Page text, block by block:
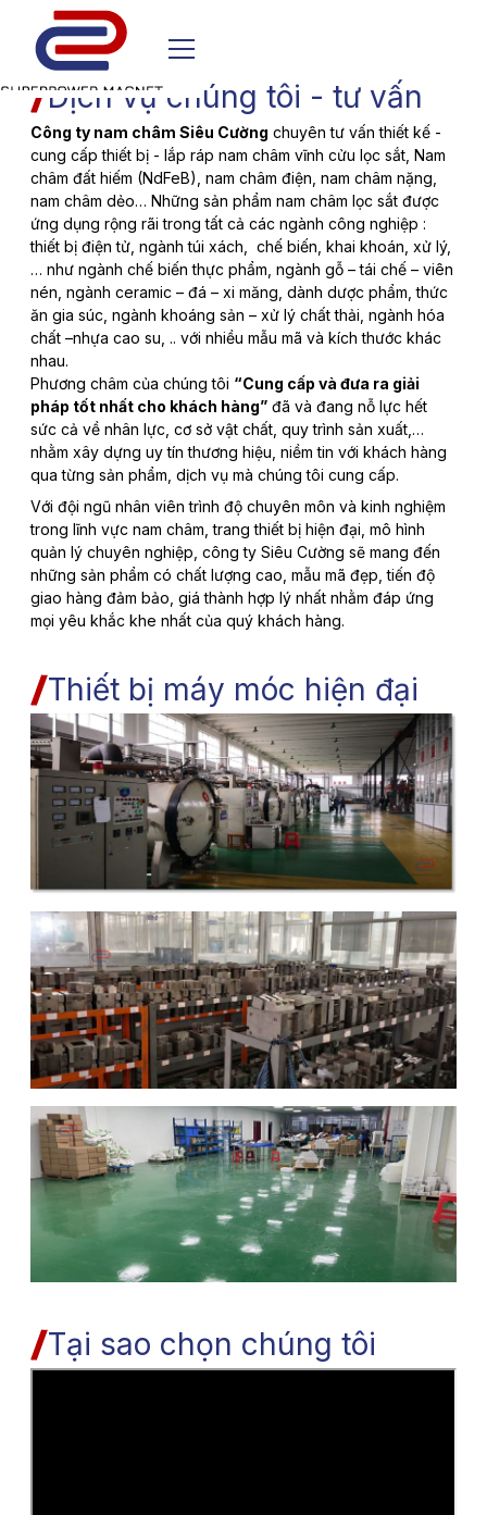
Dịch vụ chúng tôi - tư vấn
Công ty nam châm Siêu Cường chuyên tư vấn thiết kế -
cung cấp thiết bị - lắp ráp nam châm vĩnh cửu lọc sắt, Nam
châm đất hiếm (NdFeB), nam châm điện, nam châm nặng,
nam châm dẻo… Những sản phẩm nam châm lọc sắt được
ứng dụng rộng rãi trong tất cả các ngành công nghiệp :
thiết bị điện tử, ngành túi xách, chế biến, khai khoán, xử lý,
… như ngành chế biến thực phẩm, ngành gỗ – tái chế – viên
nén, ngành ceramic – đá – xi măng, dành dược phẩm, thức
ăn gia súc, ngành khoáng sản – xử lý chất thải, ngành hóa
chất –nhựa cao su, .. với nhiều mẫu mã và kích thước khác
nhau.
Phương châm của chúng tôi “Cung cấp và đưa ra giải
pháp tốt nhất cho khách hàng” đã và đang nỗ lực hết
sức cả về nhân lực, cơ sở vật chất, quy trình sản xuất,…
nhằm xây dựng uy tín thương hiệu, niềm tin với khách hàng
qua từng sản phẩm, dịch vụ mà chúng tôi cung cấp.
Với đội ngũ nhân viên trình độ chuyên môn và kinh nghiệm
trong lĩnh vực nam châm, trang thiết bị hiện đại, mô hình
quản lý chuyên nghiệp, công ty Siêu Cường sẽ mang đến
những sản phẩm có chất lượng cao, mẫu mã đẹp, tiến độ
giao hàng đảm bảo, giá thành hợp lý nhất nhằm đáp ứng
mọi yêu khắc khe nhất của quý khách hàng.
Thiết bị máy móc hiện đại
Tại sao chọn chúng tôi